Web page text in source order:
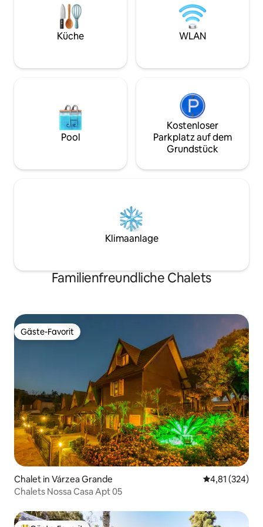
Grundstück, immer blumig und duftend.
Vom Portal Melhores Destinos als eine
der besten Airbnb-Unterkünfte in der
Badezimmer. Wir
und Handtücher
stellen kein
Küche WLAN
Pool
Kostenloser
Parkplatz auf dem
Grundstück
Klimaanlage
Familienfreundliche Chalets
Gäste-Favorit
Gäste-Favorit
Chalet in Várzea Grande
4,81 (324)
Chalets Nossa Casa Apt 05